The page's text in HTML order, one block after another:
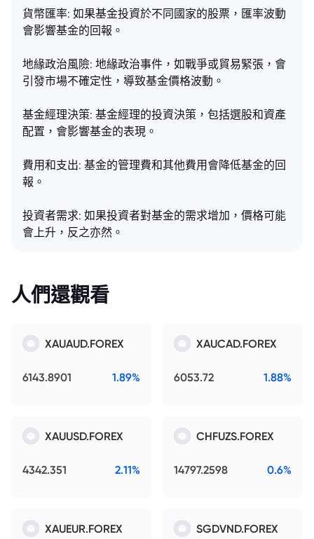
貨幣匯率: 如果基金投資於不同國家的股票，匯率波動
會影響基金的回報。
地緣政治風險: 地緣政治事件，如戰爭或貿易緊張，會
引發市場不確定性，導致基金價格波動。
基金經理決策: 基金經理的投資決策，包括選股和資產
配置，會影響基金的表現。
費用和支出: 基金的管理費和其他費用會降低基金的回
報。
投資者需求: 如果投資者對基金的需求增加，價格可能
會上升，反之亦然。
人們還觀看
XAUAUD.FOREX
6143.8901 1.89%
XAUCAD.FOREX
6053.72 1.88%
XAUUSD.FOREX
4342.351 2.11%
CHFUZS.FOREX
14797.2598 0.6%
XAUEUR.FOREX SGDVND.FOREX